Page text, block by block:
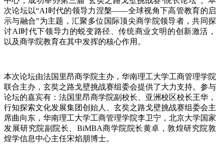
次论坛以“AI时代的领导力涅槃——全球视角下高管教育的启
示与融合”为主题，汇聚多位国际顶尖商学院领导者，共同探
讨AI时代下领导力的蜕变路径、传统商业文明的创新激活，
以及商学院教育在其中发挥的核心作用。
本次论坛由法国里昂商学院主办，华南理工大学工商管理学院
联合主办，玄奘之路戈壁挑战赛组委会提供了大力支持。参与
论坛的嘉宾有：法国里昂商学院副校长、亚洲校区校长王华，
行知探索文化发展集团创始人、玄奘之路戈壁挑战赛组委会主
席曲向东，华南理工大学工商管理学院李卫宁，北京大学国家
发展研究院副院长、BiMBA商学院院长黄卓，敦煌研究院敦
煌学信息中心主任宋焰朋博士。